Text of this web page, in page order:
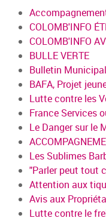
COLOMB'INFO
COLOMB'INFO
BULLE VERTE
Bulletin
BAFA, Projet
Lutte contre les
France Services
Le Danger sur le
Les Sublimes
"Parler peut tout
Attention aux
Avis aux
Lutte contre le